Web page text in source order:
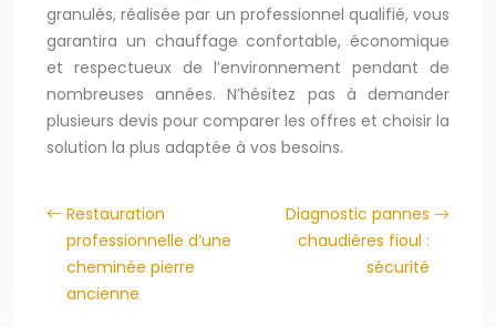
granulés, réalisée par un professionnel qualifié, vous
garantira un chauffage confortable, économique
et respectueux de l’environnement pendant de
nombreuses années. N’hésitez pas à demander
plusieurs devis pour comparer les offres et choisir la
solution la plus adaptée à vos besoins.
Restauration
professionnelle d’une
cheminée pierre
ancienne
Diagnostic pannes
chaudières fioul :
sécurité